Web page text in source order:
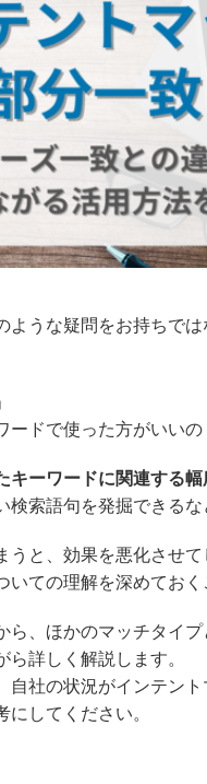
うな疑問をお持ちでは
ードで使った方がいいの
キーワードに関連する
索語句を発掘できるな
うと、効果を悪化させ
ての理解を深めておく
、ほかのマッチタイ
詳しく解説します。
自社の状況がインテン
してください。